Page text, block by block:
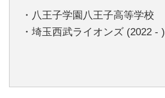
・八王子学園八王子高等学校
・埼玉西武ライオンズ (2022 - )